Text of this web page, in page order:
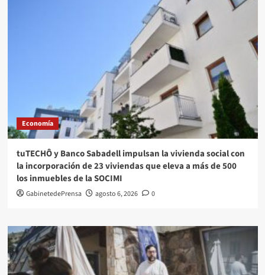
Economía
tuTECHÔ y Banco Sabadell impulsan la vivienda social con
la incorporación de 23 viviendas que eleva a más de 500
los inmuebles de la SOCIMI
GabinetedePrensa agosto 6, 2026 0